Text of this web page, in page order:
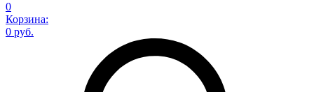
0
Корзина:
0 руб.